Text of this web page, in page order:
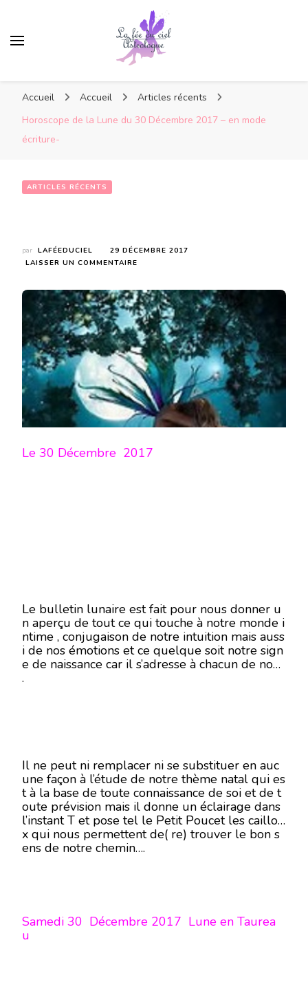
Accueil Accueil
Articles récents
Horoscope de la Lune du 30 Décembre 2017 – en mode
écriture-
ARTICLES RÉCENTS
par LAFÉEDUCIEL
29 DÉCEMBRE 2017
LAISSER UN COMMENTAIRE
LA
LUNE
DU
30
DÉCEMBRE
2017
–
EN
MODE
ÉCRITURE-
Le 30 Décembre 2017
Le bulletin lunaire est fait pour nous donner u
n aperçu de tout ce qui touche à notre monde i
ntime , conjugaison de notre intuition mais auss
i de nos émotions et ce quelque soit notre sign
e de naissance car il s’adresse à chacun de nous
.
Il ne peut ni remplacer ni se substituer en auc
une façon à l’étude de notre thème natal qui es
t à la base de toute connaissance de soi et de t
oute prévision mais il donne un éclairage dans
l’instant T et pose tel le Petit Poucet les caillou
x qui nous permettent de( re) trouver le bon s
ens de notre chemin….
Samedi 30 Décembre 2017 Lune en Taurea
u